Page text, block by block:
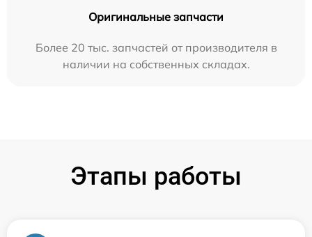
Оригинальные запчасти
Более 20 тыс. запчастей от производителя в
наличии на собственных складах.
Этапы работы